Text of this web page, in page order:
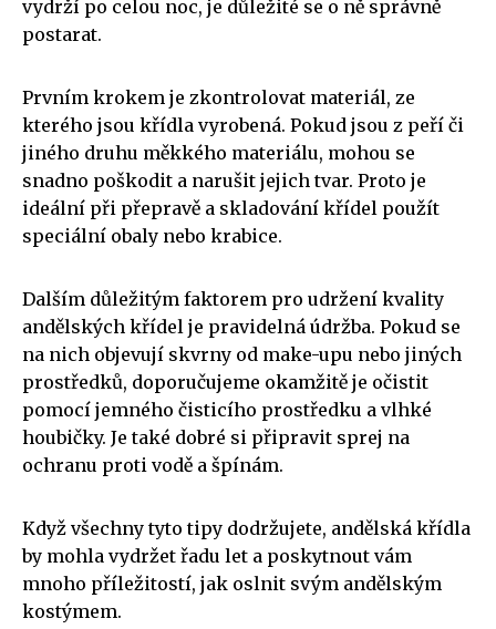
vydrží po celou noc, je důležité se o ně správně
postarat.
Prvním krokem je zkontrolovat materiál, ze
kterého jsou křídla vyrobená. Pokud jsou z peří či
jiného druhu měkkého materiálu, mohou se
snadno poškodit a narušit jejich tvar. Proto je
ideální při přepravě a skladování křídel použít
speciální obaly nebo krabice.
Dalším důležitým faktorem pro udržení kvality
andělských křídel je pravidelná údržba. Pokud se
na nich objevují skvrny od make-upu nebo jiných
prostředků, doporučujeme okamžitě je očistit
pomocí jemného čisticího prostředku a vlhké
houbičky. Je také dobré si připravit sprej na
ochranu proti vodě a špínám.
Když všechny tyto tipy dodržujete, andělská křídla
by mohla vydržet řadu let a poskytnout vám
mnoho příležitostí, jak oslnit svým andělským
kostýmem.